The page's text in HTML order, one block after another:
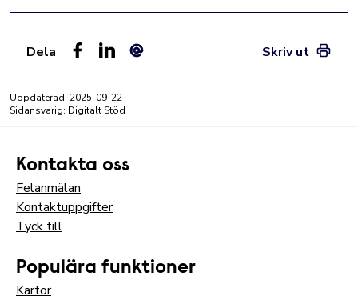
Dela
Skriv ut
Uppdaterad: 2025-09-22
Sidansvarig: Digitalt Stöd
Kontakta oss
Felanmälan
Kontaktuppgifter
Tyck till
Populära funktioner
Kartor